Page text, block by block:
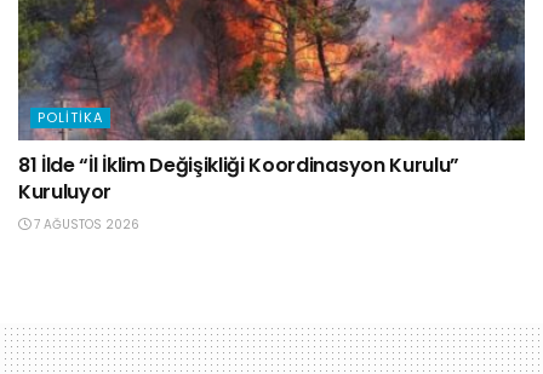
POLITIKA
81 İlde “İl İklim Değişikliği Koordinasyon Kurulu”
Kuruluyor
7 AĞUSTOS 2026